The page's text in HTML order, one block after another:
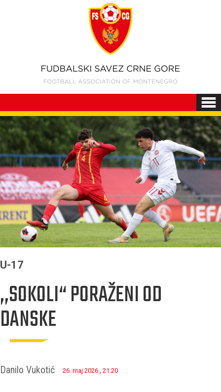
U-17
,,SOKOLI“ PORAŽENI OD
DANSKE
Danilo Vukotić 26. maj 2026., 21:20